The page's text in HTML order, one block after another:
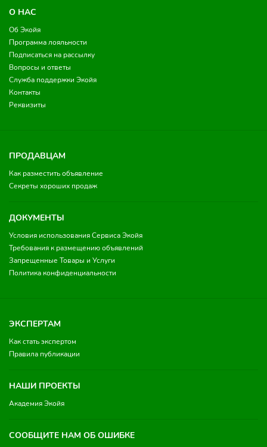
О НАС
Об Экойя
Программа лояльности
Подписаться на рассылку
Вопросы и ответы
Служба поддержки Экойя
Контакты
Реквизиты
ПРОДАВЦАМ
Как разместить объявление
Секреты хороших продаж
ДОКУМЕНТЫ
Условия использования Сервиса Экойя
Требования к размещению объявлений
Запрещенные Товары и Услуги
Политика конфиденциальности
ЭКСПЕРТАМ
Как стать экспертом
Правила публикации
НАШИ ПРОЕКТЫ
Академия Экойя
СООБЩИТЕ НАМ ОБ ОШИБКЕ